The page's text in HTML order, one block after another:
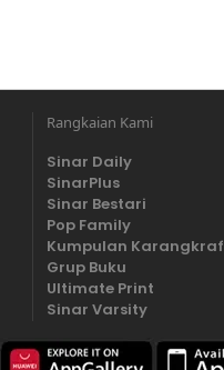
Rangkaian Kami
Sinar Daily
SinarPlus
Sinar Bestari
Pop Family
Kumpulan Karangkraf
Grup Buku
Ultimate Print
Sinar Varsity